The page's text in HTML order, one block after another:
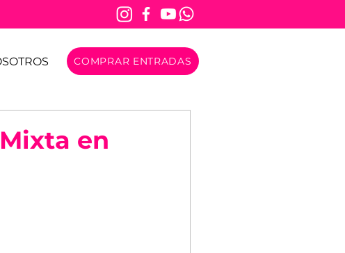
COMPRAR ENTRADAS
en